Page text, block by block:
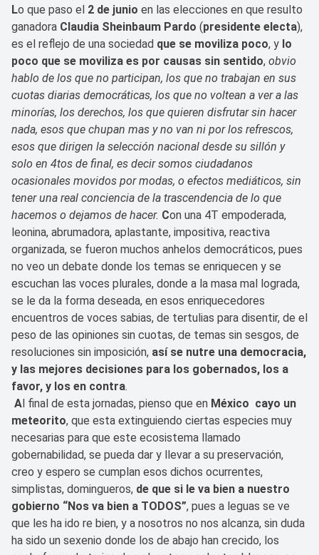
Lo que paso el 2 de junio en las elecciones en que resulto
ganadora Claudia Sheinbaum Pardo (presidente electa),
es el reflejo de una sociedad que se moviliza poco, y lo
poco que se moviliza es por causas sin sentido, obvio
hablo de los que no participan, los que no trabajan en sus
cuotas diarias democráticas, los que no voltean a ver a las
minorías, los derechos, los que quieren disfrutar sin hacer
nada, esos que chupan mas y no van ni por los refrescos,
esos que dirigen la selección nacional desde su sillón y
solo en 4tos de final, es decir somos ciudadanos
ocasionales movidos por modas, o efectos mediáticos, sin
tener una real conciencia de la trascendencia de lo que
hacemos o dejamos de hacer. Con una 4T empoderada,
leonina, abrumadora, aplastante, impositiva, reactiva
organizada, se fueron muchos anhelos democráticos, pues
no veo un debate donde los temas se enriquecen y se
escuchan las voces plurales, donde a la masa mal lograda,
se le da la forma deseada, en esos enriquecedores
encuentros de voces sabias, de tertulias para disentir, de el
peso de las opiniones sin cuotas, de temas sin sesgos, de
resoluciones sin imposición, así se nutre una democracia,
y las mejores decisiones para los gobernados, los a
favor, y los en contra.
Al final de esta jornadas, pienso que en México cayo un
meteorito, que esta extinguiendo ciertas especies muy
necesarias para que este ecosistema llamado
gobernabilidad, se pueda dar y llevar a su preservación,
creo y espero se cumplan esos dichos ocurrentes,
simplistas, domingueros, de que si le va bien a nuestro
gobierno “Nos va bien a TODOS”, pues a leguas se ve
que les ha ido re bien, y a nosotros no nos alcanza, sin duda
ha sido un sexenio donde los de abajo han crecido, los